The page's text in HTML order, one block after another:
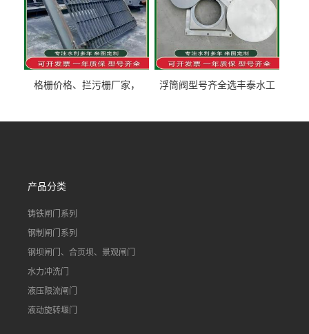
格栅价格、拦污栅厂家，
浮筒阀型号齐全选丰泰水工
道水库电站污水处理钢制闸
产品分类
铸铁闸门系列
钢制闸门系列
钢坝闸门、合页坝、景观闸门
水力冲洗门
液压限流闸门
液动旋转堰门